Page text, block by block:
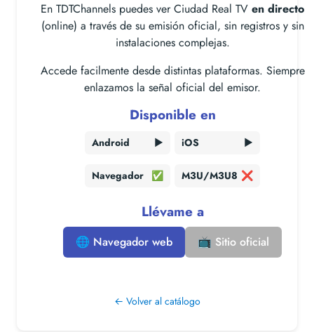
En TDTChannels puedes ver Ciudad Real TV en directo
(online) a través de su emisión oficial, sin registros y sin
instalaciones complejas.
Accede facilmente desde distintas plataformas. Siempre
enlazamos la señal oficial del emisor.
Disponible en
Android ▶️ iOS ▶️
Navegador ✅ M3U/M3U8 ❌
Llévame a
🌐 Navegador web 📺 Sitio oficial
← Volver al catálogo